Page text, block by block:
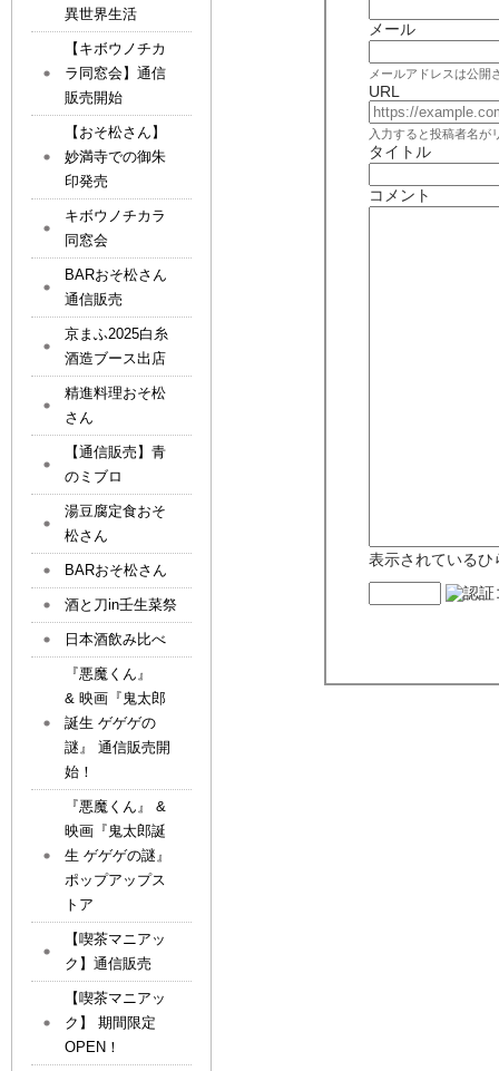
メール
メールアドレスは公開
URL
入力すると投稿者名が
タイトル
コメント
表示されているひ
異世界生活
【キボウノチカ
ラ同窓会】通信
販売開始
【おそ松さん】
妙満寺での御朱
印発売
キボウノチカラ
同窓会
BARおそ松さん
通信販売
京まふ2025白糸
酒造ブース出店
精進料理おそ松
さん
【通信販売】青
のミブロ
湯豆腐定食おそ
松さん
BARおそ松さん
酒と刀in壬生菜祭
日本酒飲み比べ
『悪魔くん』
& 映画『鬼太郎
誕生 ゲゲゲの
謎』 通信販売開
始！
『悪魔くん』 &
映画『鬼太郎誕
生 ゲゲゲの謎』
ポップアップス
トア
【喫茶マニアッ
ク】通信販売
【喫茶マニアッ
ク】 期間限定
OPEN！